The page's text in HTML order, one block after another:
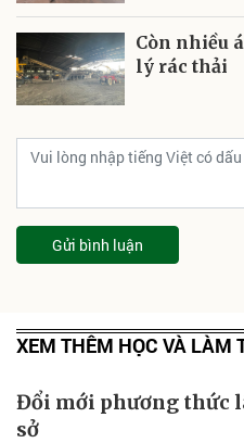
Còn nhiều
lý rác thải
Gửi bình luận
XEM THÊM HỌC VÀ LÀM
Đổi mới phương thức
sở